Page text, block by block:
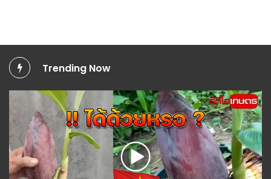
Trending Now